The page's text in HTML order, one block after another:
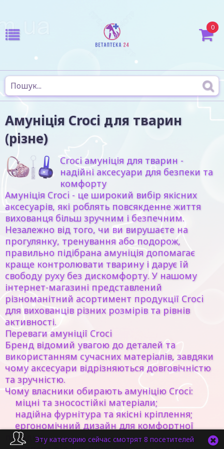
0
Амуніція Croci для тварин
(різне)
Croci амуніція для тварин -
надійні аксесуари для безпеки та
комфорту
Амуніція Croci - це широкий вибір якісних
аксесуарів, які роблять повсякденне життя
вихованця більш зручним і безпечним.
Незалежно від того, чи ви вирушаєте на
прогулянку, тренування або подорож,
правильно підібрана амуніція допомагає
краще контролювати тварину і дарує їй
свободу руху без дискомфорту. У нашому
інтернет-магазині представлений
різноманітний асортимент продукції Croci
для вихованців різних розмірів та рівнів
активності.
Переваги амуніції Croci
Бренд відомий увагою до деталей та
використанням сучасних матеріалів, завдяки
чому аксесуари відрізняються довговічністю
та зручністю.
Чому власники обирають амуніцію Croci:
міцні та зносостійкі матеріали;
надійна фурнітура та якісні кріплення;
ергономічний дизайн для комфортної
посадки;Эту категорию сейчас смотрят 8 посетителей